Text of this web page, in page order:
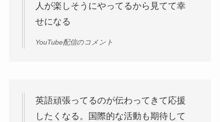
人が楽しそうにやってるから見てて幸
せになる
YouTube配信のコメント
英語頑張ってるのが伝わってきて応援
したくなる。国際的な活動も期待して